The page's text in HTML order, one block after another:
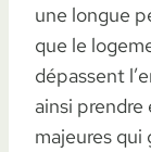
une longue
que le
dépassent
ainsi
majeures